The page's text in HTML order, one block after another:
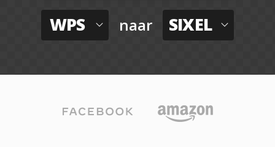
WPS naar SIXEL